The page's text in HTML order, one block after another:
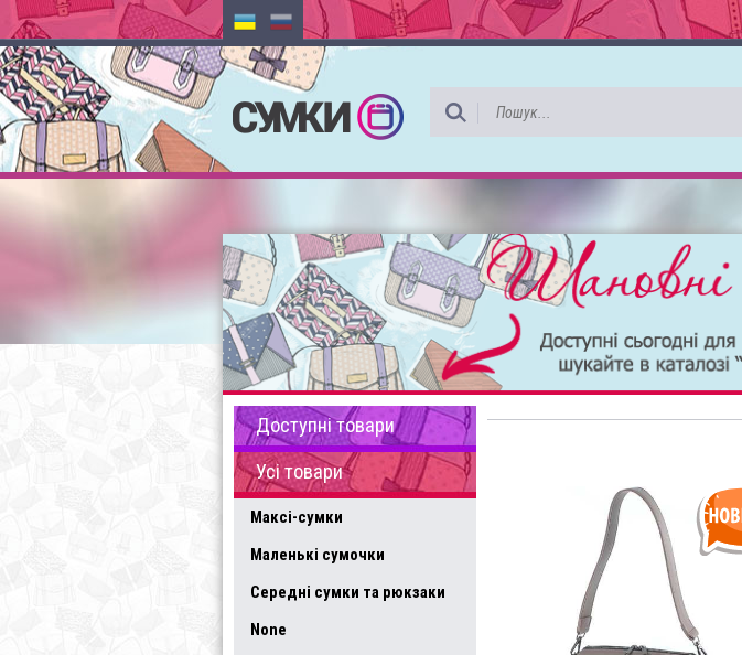
Доступні товари
Усі товари
Максі-сумки
Маленькі сумочки
Середні сумки та рюкзаки
None